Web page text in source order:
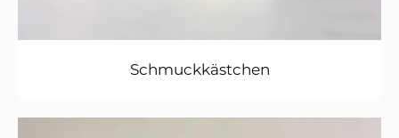
Schmuckkästchen